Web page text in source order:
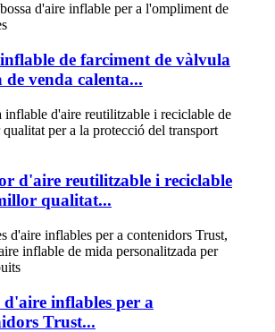
de farciment de vàlvula
venda calenta...
d'aire reutilitzable i reciclable
qualitat...
d'aire inflables per a
Trust...